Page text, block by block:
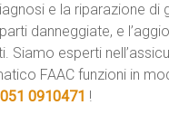
e la riparazione di
danneggiate, e
Siamo esperti
FAAC funzioni in
051 0910471 !